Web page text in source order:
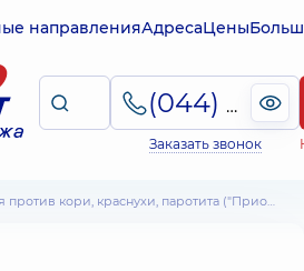
направленияАдресаЦены
(044) 495-2-888
Заказать звонок
кори, краснухи, паротита ("Приорикс", Бельгия)